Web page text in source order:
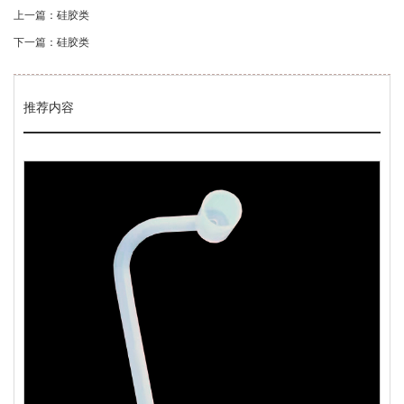
上一篇：硅胶类
下一篇：硅胶类
推荐内容